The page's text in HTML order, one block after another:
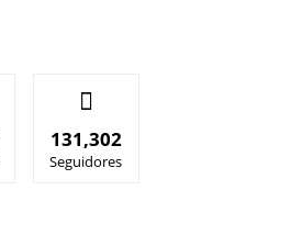
131,302
Seguidores